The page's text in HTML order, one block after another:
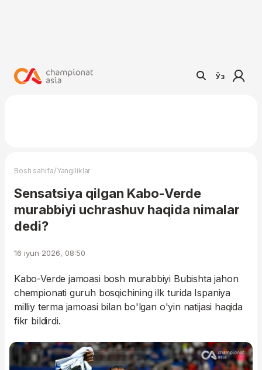
Ўз
Bosh sahifa/Yangiliklar
Sensatsiya qilgan Kabo-Verde
murabbiyi uchrashuv haqida nimalar
dedi?
16 iyun 2026, 08:50
Kabo-Verde jamoasi bosh murabbiyi Bubishta jahon
chempionati guruh bosqichining ilk turida Ispaniya
milliy terma jamoasi bilan bo'lgan o'yin natijasi haqida
fikr bildirdi.